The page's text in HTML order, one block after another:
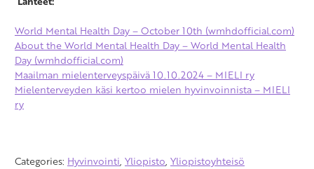
World Mental Health Day – October 10th (wmhdofficial.com)
About the World Mental Health Day – World Mental Health
Day (wmhdofficial.com)
Maailman mielenterveyspäivä 10.10.2024 – MIELI ry
Mielenterveyden käsi kertoo mielen hyvinvoinnista – MIELI
ry
Categories: Hyvinvointi, Yliopisto, Yliopistoyhteisö